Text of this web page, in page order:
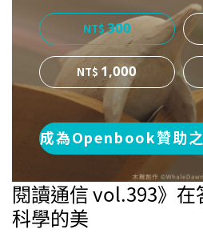
300
1,000
成為Openbook贊助
閱讀通信 vol.393》
科學的美